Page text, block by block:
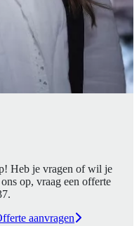
Heb je vragen of wil je
op, vraag een offerte
.
aanvragen